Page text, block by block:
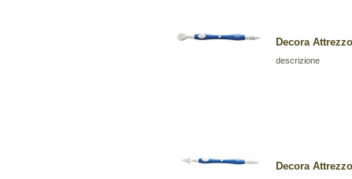
Decora
descrizione
Decora